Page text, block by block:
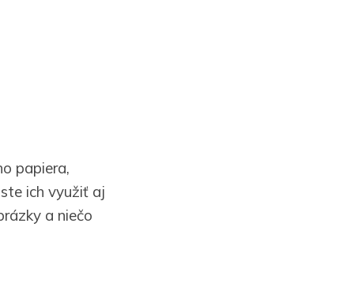
papiera,
ich využiť aj
a niečo